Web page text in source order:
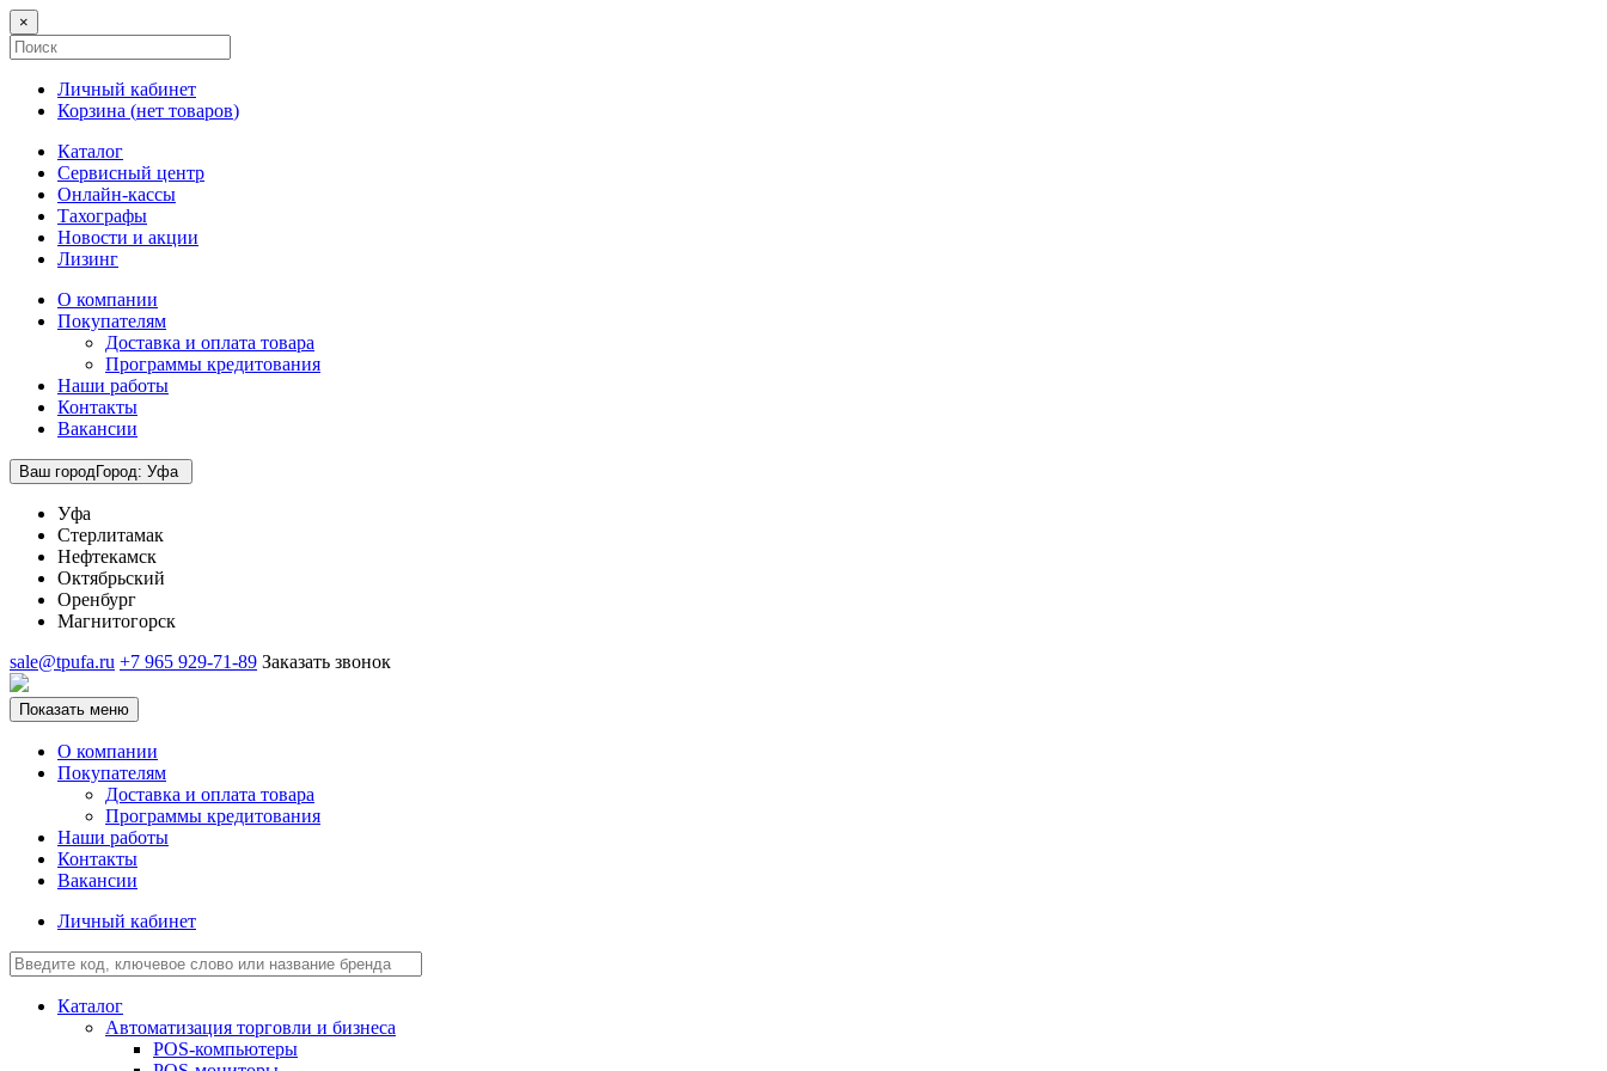
×
Личный кабинет
Корзина (нет товаров)
Каталог
Сервисный центр
Онлайн-кассы
Тахографы
Новости и акции
Лизинг
О компании
Покупателям
Доставка и оплата товара
Программы кредитования
Наши работы
Контакты
Вакансии
Ваш городГород: Уфа
Уфа
Стерлитамак
Нефтекамск
Октябрьский
Оренбург
Магнитогорск
sale@tpufa.ru +7 965 929-71-89 Заказать звонок
Показать меню
О компании
Покупателям
Доставка и оплата товара
Программы кредитования
Наши работы
Контакты
Вакансии
Личный кабинет
Каталог
Автоматизация торговли и бизнеса
POS-компьютеры